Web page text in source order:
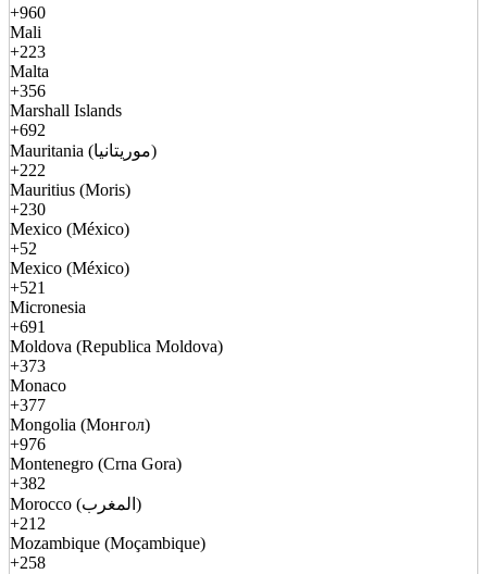
+960
Mali
+223
Malta
+356
Marshall Islands
+692
Mauritania (موريتانيا)
+222
Mauritius (Moris)
+230
Mexico (México)
+52
Mexico (México)
+521
Micronesia
+691
Moldova (Republica Moldova)
+373
Monaco
+377
Mongolia (Монгол)
+976
Montenegro (Crna Gora)
+382
Morocco (المغرب)
+212
Mozambique (Moçambique)
+258